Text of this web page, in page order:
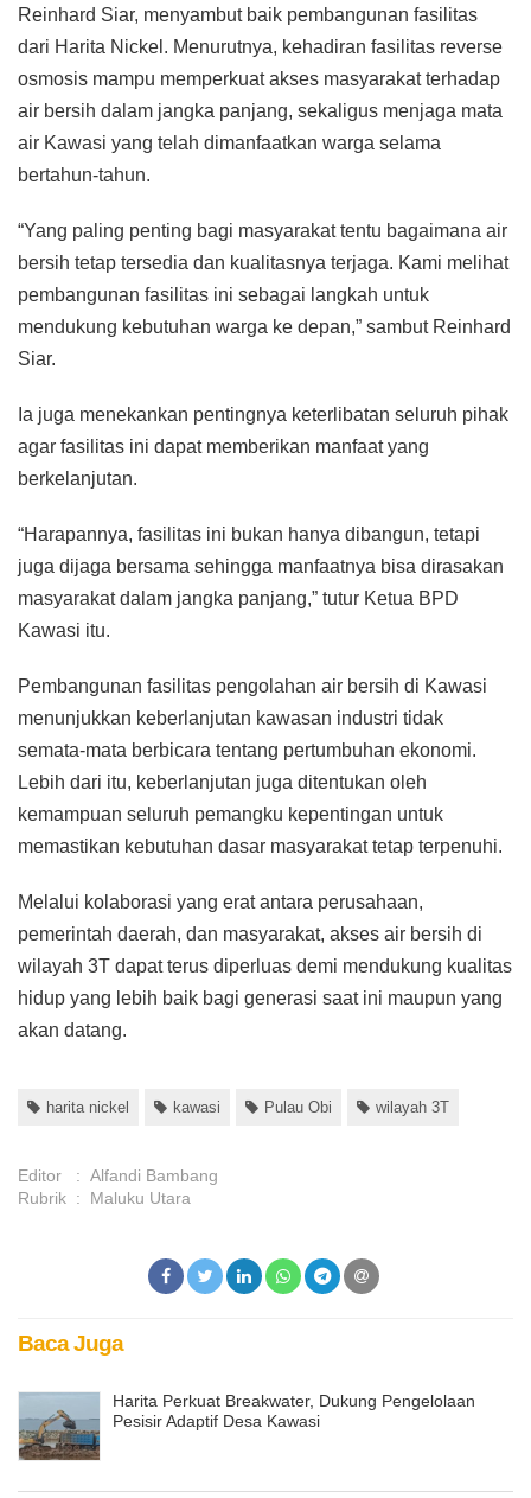
Reinhard Siar, menyambut baik pembangunan fasilitas
dari Harita Nickel. Menurutnya, kehadiran fasilitas reverse
osmosis mampu memperkuat akses masyarakat terhadap
air bersih dalam jangka panjang, sekaligus menjaga mata
air Kawasi yang telah dimanfaatkan warga selama
bertahun-tahun.
“Yang paling penting bagi masyarakat tentu bagaimana air
bersih tetap tersedia dan kualitasnya terjaga. Kami melihat
pembangunan fasilitas ini sebagai langkah untuk
mendukung kebutuhan warga ke depan,” sambut Reinhard
Siar.
Ia juga menekankan pentingnya keterlibatan seluruh pihak
agar fasilitas ini dapat memberikan manfaat yang
berkelanjutan.
“Harapannya, fasilitas ini bukan hanya dibangun, tetapi
juga dijaga bersama sehingga manfaatnya bisa dirasakan
masyarakat dalam jangka panjang,” tutur Ketua BPD
Kawasi itu.
Pembangunan fasilitas pengolahan air bersih di Kawasi
menunjukkan keberlanjutan kawasan industri tidak
semata-mata berbicara tentang pertumbuhan ekonomi.
Lebih dari itu, keberlanjutan juga ditentukan oleh
kemampuan seluruh pemangku kepentingan untuk
memastikan kebutuhan dasar masyarakat tetap terpenuhi.
Melalui kolaborasi yang erat antara perusahaan,
pemerintah daerah, dan masyarakat, akses air bersih di
wilayah 3T dapat terus diperluas demi mendukung kualitas
hidup yang lebih baik bagi generasi saat ini maupun yang
akan datang.
harita nickel kawasi Pulau Obi wilayah 3T
Editor : Alfandi Bambang
Rubrik : Maluku Utara
Baca Juga
Harita Perkuat Breakwater, Dukung Pengelolaan
Pesisir Adaptif Desa Kawasi